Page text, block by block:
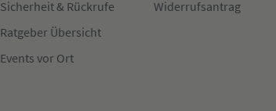
Sicherheit & Rückrufe
Ratgeber Übersicht
Events vor Ort
Widerrufsantrag